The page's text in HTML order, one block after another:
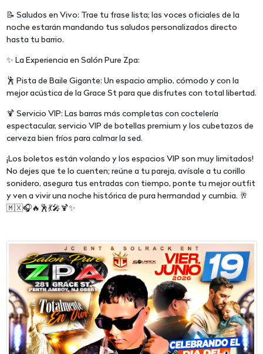
📝 Saludos en Vivo: Trae tu frase lista; las voces oficiales de la
noche estarán mandando tus saludos personalizados directo
hasta tu barrio.
✨ La Experiencia en Salón Pure Zpa:
🕺 Pista de Baile Gigante: Un espacio amplio, cómodo y con la
mejor acústica de la Grace St para que disfrutes con total libertad.
🍹 Servicio VIP: Las barras más completas con coctelería
espectacular, servicio VIP de botellas premium y los cubetazos de
cerveza bien fríos para calmar la sed.
¡Los boletos están volando y los espacios VIP son muy limitados!
No dejes que te lo cuenten; reúne a tu pareja, avísale a tu corillo
sonidero, asegura tus entradas con tiempo, ponte tu mejor outfit
y ven a vivir una noche histórica de pura hermandad y cumbia. 🥂
🇲🇽🎧🔥🕺💃🎤🍹✨